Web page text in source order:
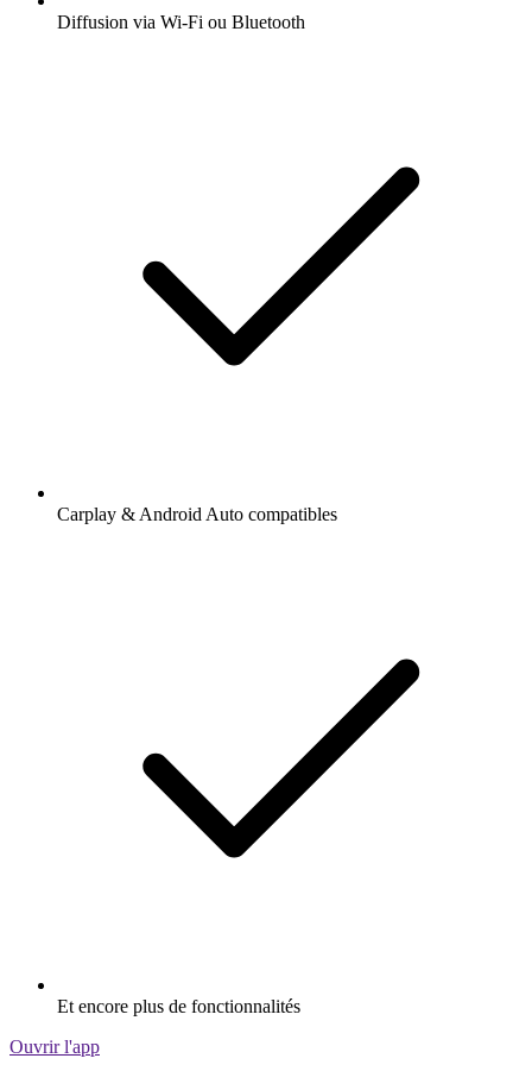
Diffusion via Wi-Fi ou Bluetooth
Carplay & Android Auto compatibles
Et encore plus de fonctionnalités
Ouvrir l'app